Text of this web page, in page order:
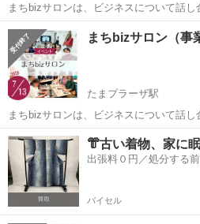
まちbizサロンは、ビジネスについて話
員の集いの場です。 会員中心なので安
す。 相談したい、告知/宣伝したい、協力者を募りたい、何でも大丈夫
です。 今...
神奈川 横浜市 たまプラーザ駅
まちbizサロン（事
たまプラーザ駅
まちbizサロンは、ビジネスについて話
員の集いの場です。 ２号店となる新施
で開催します！ ＜開催概要＞ ◆
神奈川 横浜市 たまプラーザ駅
👘古い着物、家に
出張料０円／処分する
バイセル